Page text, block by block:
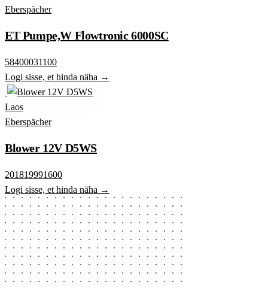
Eberspächer
ET Pumpe,W Flowtronic 6000SC
58400031100
Logi sisse, et hinda näha →
Laos
Eberspächer
Blower 12V D5WS
201819991600
Logi sisse, et hinda näha →